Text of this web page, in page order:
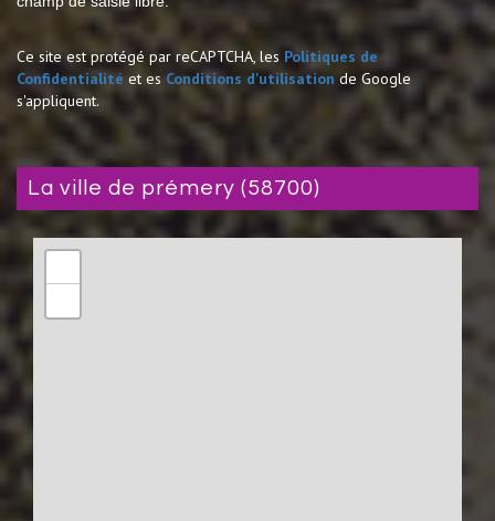
Ce site est protégé par reCAPTCHA, les Politiques de
Confidentialité et es Conditions d'utilisation de Google
s'appliquent.
la ville de prémery (58700)